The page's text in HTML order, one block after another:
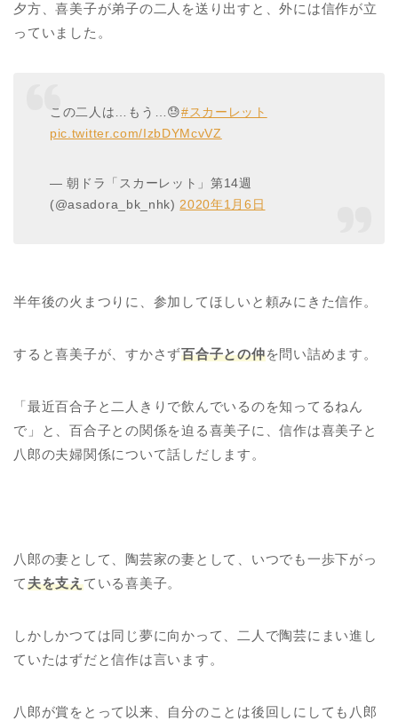
夕方、喜美子が弟子の二人を送り出すと、外には信作が立
っていました。
この二人は…もう…😓#スカーレット
pic.twitter.com/IzbDYMcvVZ
— 朝ドラ「スカーレット」第14週
(@asadora_bk_nhk)2020年1月6日
半年後の火まつりに、参加してほしいと頼みにきた信作。
すると喜美子が、すかさず百合子との仲を問い詰めます。
「最近百合子と二人きりで飲んでいるのを知ってるねん
で」と、百合子との関係を迫る喜美子に、信作は喜美子と
八郎の夫婦関係について話しだします。
八郎の妻として、陶芸家の妻として、いつでも一歩下がっ
て夫を支えている喜美子。
しかしかつては同じ夢に向かって、二人で陶芸にまい進し
ていたはずだと信作は言います。
八郎が賞をとって以来、自分のことは後回しにしても八郎